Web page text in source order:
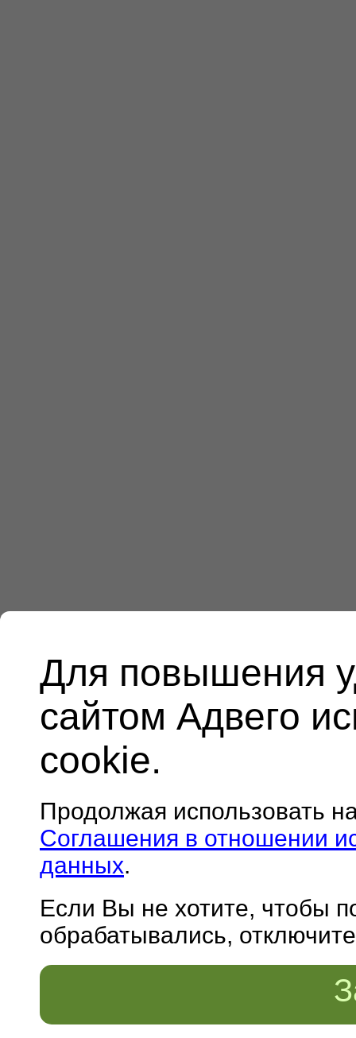
Для повышения
сайтом Адвего
cookie.
Продолжая использовать
Соглашения в отношении
данных.
Если Вы не хотите, чтобы
обрабатывались,